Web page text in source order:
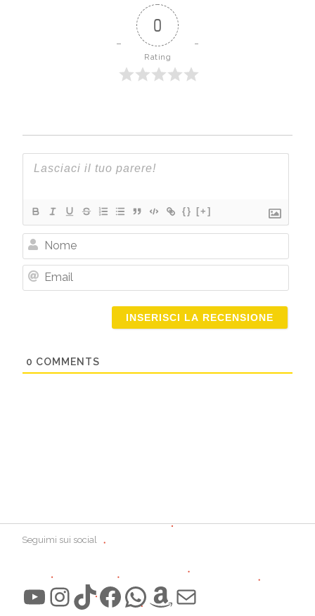
0
Rating
{} [+]
Nome
0 COMMENTS
Seguimi sui social